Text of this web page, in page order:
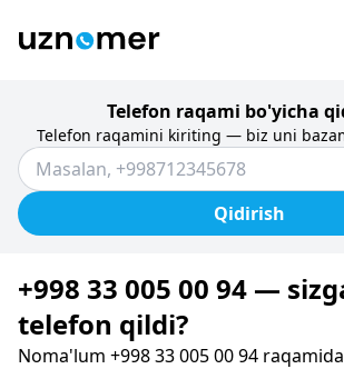
Telefon raqami bo'yicha
Telefon raqamini kiriting — biz uni
Qidirish
+998 33 005 00 94 —
telefon qildi?
Noma'lum +998 33 005 00 94